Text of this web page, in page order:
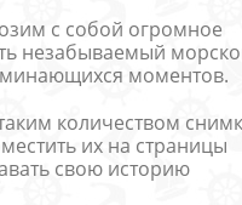
с собой огромное
незабываемый
моментов.
количеством
их на страницы
свою историю